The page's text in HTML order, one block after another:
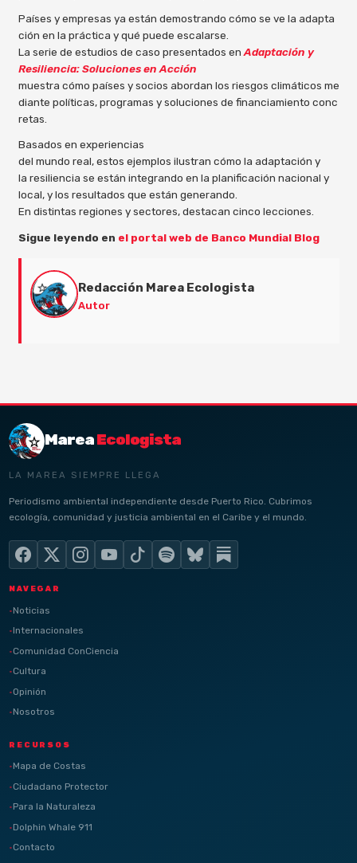
Países y empresas ya están demostrando cómo se ve la adapta
ción en la práctica y qué puede escalarse.
La serie de estudios de caso presentados en Adaptación y
Resiliencia: Soluciones en Acción
muestra cómo países y socios abordan los riesgos climáticos me
diante políticas, programas y soluciones de financiamiento conc
retas.
Basados en experiencias
del mundo real, estos ejemplos ilustran cómo la adaptación y
la resiliencia se están integrando en la planificación nacional y
local, y los resultados que están generando.
En distintas regiones y sectores, destacan cinco lecciones.
Sigue leyendo en el portal web de Banco Mundial Blog
Redacción Marea Ecologista
Autor
MareaEcologista
LA MAREA SIEMPRE LLEGA
Periodismo ambiental independiente desde Puerto Rico. Cubrimos
ecología, comunidad y justicia ambiental en el Caribe y el mundo.
NAVEGAR
Noticias
Internacionales
Comunidad ConCiencia
Cultura
Opinión
Nosotros
RECURSOS
Mapa de Costas
Ciudadano Protector
Para la Naturaleza
Dolphin Whale 911
Contacto